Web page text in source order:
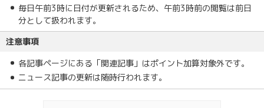
毎日午前3時に日付が更新されるため、午前3時前の閲覧は前日
分として扱われます。
注意事項
各記事ページにある「関連記事」はポイント加算対象外です。
ニュース記事の更新は随時行われます。